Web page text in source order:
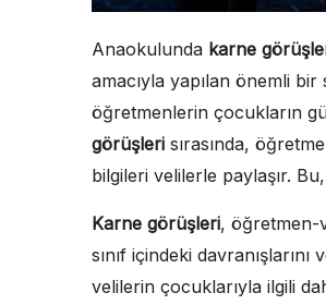
Anaokulunda karne
amacıyla yapılan önemli
öğretmenlerin çocukların
görüşleri sırasında,
bilgileri velilerle paylaşır.
Karne görüşleri, öğretmen-
sınıf içindeki
velilerin çocuklarıyla ilgili